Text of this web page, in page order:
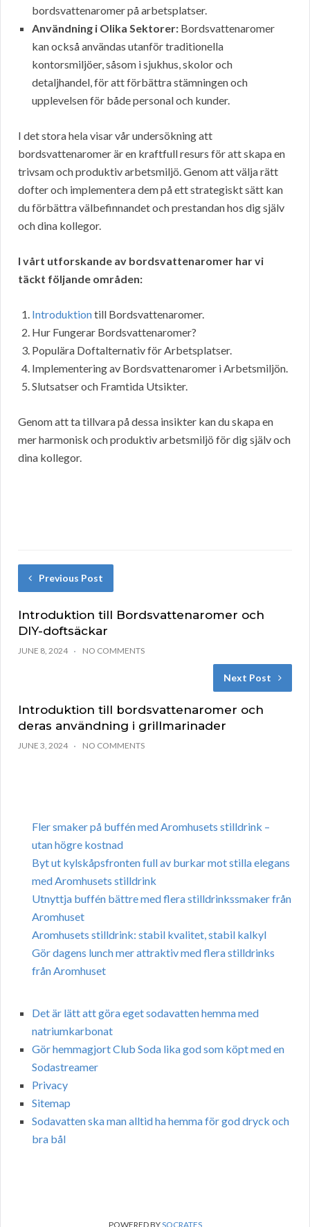
bordsvattenaromer på arbetsplatser.
Användning i Olika Sektorer: Bordsvattenaromer
kan också användas utanför traditionella
kontorsmiljöer, såsom i sjukhus, skolor och
detaljhandel, för att förbättra stämningen och
upplevelsen för både personal och kunder.
I det stora hela visar vår undersökning att
bordsvattenaromer är en kraftfull resurs för att skapa en
trivsam och produktiv arbetsmiljö. Genom att välja rätt
dofter och implementera dem på ett strategiskt sätt kan
du förbättra välbefinnandet och prestandan hos dig själv
och dina kollegor.
I vårt utforskande av bordsvattenaromer har vi
täckt följande områden:
Introduktiontill Bordsvattenaromer.
Hur Fungerar Bordsvattenaromer?
Populära Doftalternativ för Arbetsplatser.
Implementering av Bordsvattenaromer i Arbetsmiljön.
Slutsatser och Framtida Utsikter.
Genom att ta tillvara på dessa insikter kan du skapa en
mer harmonisk och produktiv arbetsmiljö för dig själv och
dina kollegor.
Previous Post
Introduktion till Bordsvattenaromer och
DIY-doftsäckar
JUNE 8, 2024 NO COMMENTS
Next Post
Introduktion till bordsvattenaromer och
deras användning i grillmarinader
JUNE 3, 2024 NO COMMENTS
Fler smaker på buffén med Aromhusets stilldrink –
utan högre kostnad
Byt ut kylskåpsfronten full av burkar mot stilla elegans
med Aromhusets stilldrink
Utnyttja buffén bättre med flera stilldrinkssmaker från
Aromhuset
Aromhusets stilldrink: stabil kvalitet, stabil kalkyl
Gör dagens lunch mer attraktiv med flera stilldrinks
från Aromhuset
Det är lätt att göra eget sodavatten hemma med
natriumkarbonat
Gör hemmagjort Club Soda lika god som köpt med en
Sodastreamer
Privacy
Sitemap
Sodavatten ska man alltid ha hemma för god dryck och
bra bål
POWERED BYSOCRATES